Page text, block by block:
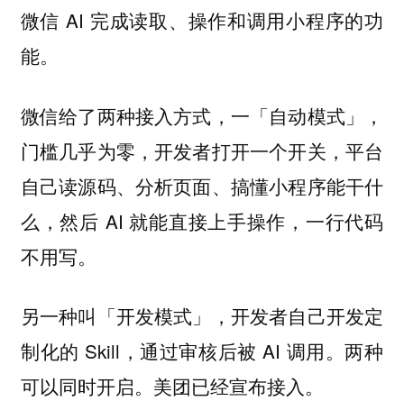
微信 AI 完成读取、操作和调用小程序的功
能。
微信给了两种接入方式，一「自动模式」，
门槛几乎为零，开发者打开一个开关，平台
自己读源码、分析页面、搞懂小程序能干什
么，然后 AI 就能直接上手操作，一行代码
不用写。
另一种叫「开发模式」，开发者自己开发定
制化的 Skill，通过审核后被 AI 调用。两种
可以同时开启。美团已经宣布接入。